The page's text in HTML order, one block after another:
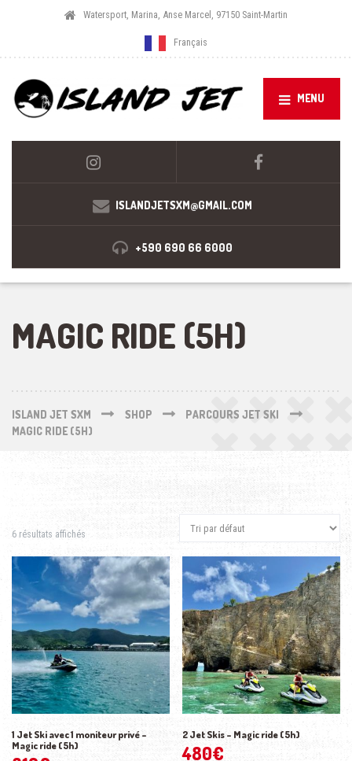
Watersport, Marina, Anse Marcel, 97150 Saint-Martin
Français
MENU
ISLANDJETSXM@GMAIL.COM
+590 690 66 6000
MAGIC RIDE (5H)
ISLAND JET SXM SHOP
PARCOURS JET SKI
MAGIC RIDE (5H)
6 résultats affichés
1 Jet Ski avec 1 moniteur privé –
Magic ride (5h)
2 Jet Skis – Magic ride (5h)
480€